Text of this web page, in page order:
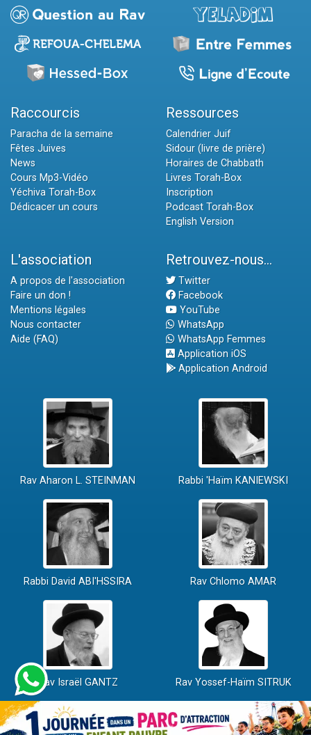
Raccourcis
Paracha de la semaine
Fêtes Juives
News
Cours Mp3-Vidéo
Yéchiva Torah-Box
Dédicacer un cours
Ressources
Calendrier Juif
Sidour (livre de prière)
Horaires de Chabbath
Livres Torah-Box
Inscription
Podcast Torah-Box
English Version
L'association
A propos de l'association
Faire un don !
Mentions légales
Nous contacter
Aide (FAQ)
Retrouvez-nous...
Twitter
Facebook
YouTube
WhatsApp
WhatsApp Femmes
Application iOS
Application Android
Rav Aharon L. STEINMAN Rabbi 'Haïm KANIEWSKI
Rabbi David ABI'HSSIRA Rav Chlomo AMAR
Rav Israël GANTZ Rav Yossef-Haïm SITRUK